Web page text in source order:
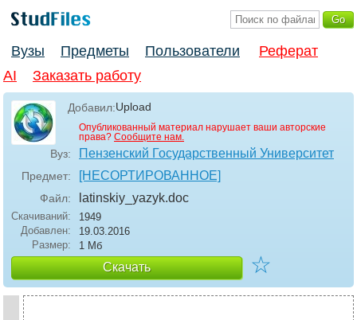
Вузы Предметы Пользователи
Реферат
AI
Заказать работу
Добавил:Upload
Опубликованный материал нарушает ваши авторские
права? Сообщите нам.
Вуз: Пензенский Государственный Университет
Предмет: [НЕСОРТИРОВАННОЕ]
Файл: latinskiy_yazyk.doc
Скачиваний:
1949
Добавлен:
19.03.2016
Размер:
1 Мб
Скачать ☆